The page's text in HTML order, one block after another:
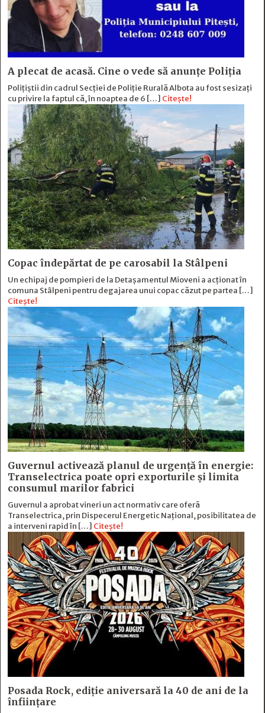
A plecat de acasă. Cine o vede să anunțe Poliția
Polițiștii din cadrul Secției de Poliție Rurală Albota au fost sesizați
cu privire la faptul că, în noaptea de 6 […] Citește!
Copac îndepărtat de pe carosabil la Stâlpeni
Un echipaj de pompieri de la Detașamentul Mioveni a acționat în
comuna Stâlpeni pentru degajarea unui copac căzut pe partea […]
Citește!
Guvernul activează planul de urgență în energie:
Transelectrica poate opri exporturile și limita
consumul marilor fabrici
Guvernul a aprobat vineri un act normativ care oferă
Transelectrica, prin Dispecerul Energetic Național, posibilitatea de
a interveni rapid în […] Citește!
Posada Rock, ediţie aniversară la 40 de ani de la
înfiinţare